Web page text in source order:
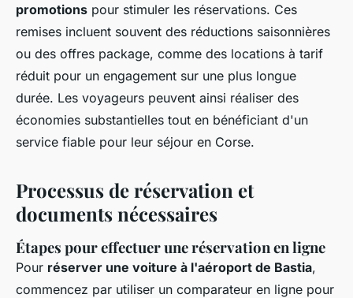
promotions pour stimuler les réservations. Ces
remises incluent souvent des réductions saisonnières
ou des offres package, comme des locations à tarif
réduit pour un engagement sur une plus longue
durée. Les voyageurs peuvent ainsi réaliser des
économies substantielles tout en bénéficiant d'un
service fiable pour leur séjour en Corse.
Processus de réservation et
documents nécessaires
Étapes pour effectuer une réservation en ligne
Pour réserver une voiture à l'aéroport de Bastia,
commencez par utiliser un comparateur en ligne pour